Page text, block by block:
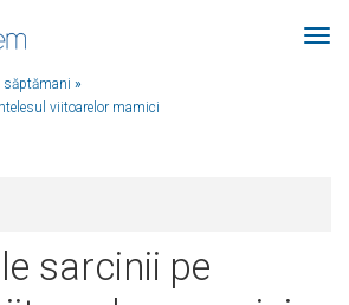
săptămani »
viitoarelor mamici
sarcinii pe